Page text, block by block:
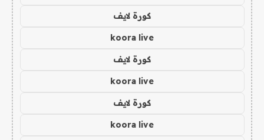
كورة لايف
koora live
كورة لايف
koora live
كورة لايف
koora live